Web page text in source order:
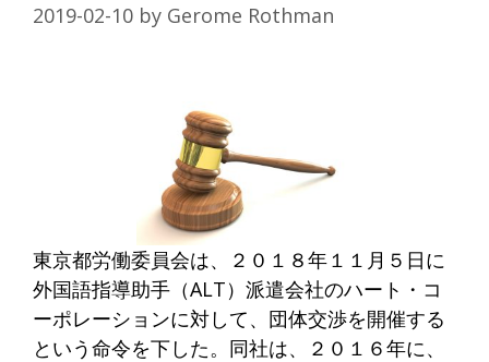
2019-02-10 by Gerome Rothman
東京都労働委員会は、２０１８年１１月５日に
外国語指導助手（ALT）派遣会社のハート・コ
ーポレーションに対して、団体交渉を開催する
という命令を下した。同社は、２０１６年に、